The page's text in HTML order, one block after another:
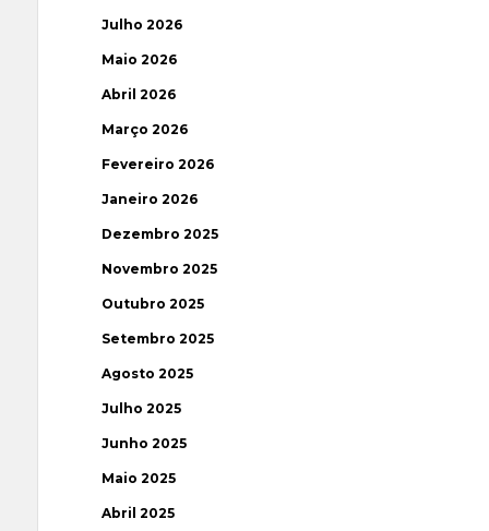
Julho 2026
Maio 2026
Abril 2026
Março 2026
Fevereiro 2026
Janeiro 2026
Dezembro 2025
Novembro 2025
Outubro 2025
Setembro 2025
Agosto 2025
Julho 2025
Junho 2025
Maio 2025
Abril 2025